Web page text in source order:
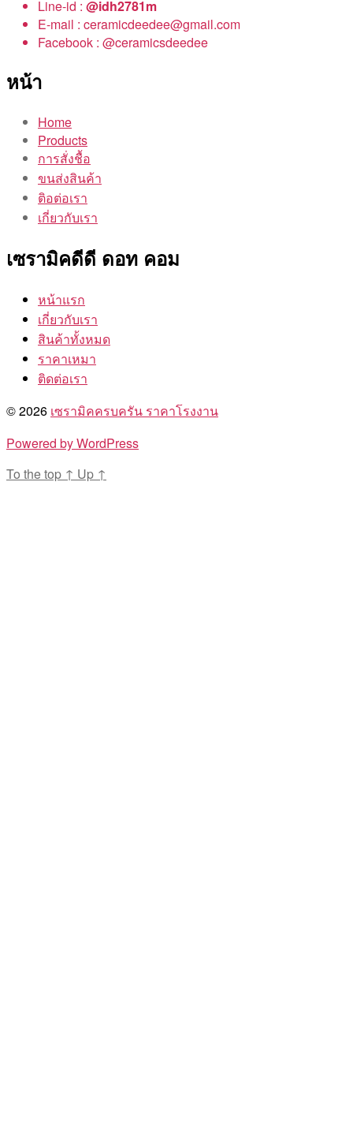
Line-id : @idh2781m
E-mail : ceramicdeedee@gmail.com
Facebook : @ceramicsdeedee
หน้า
Home
Products
การสั่งชื้อ
ขนส่งสินค้า
ติอต่อเรา
เกี่ยวกับเรา
เซรามิคดีดี ดอท คอม
หน้าแรก
เกี่ยวกับเรา
สินค้าทั้งหมด
ราคาเหมา
ติดต่อเรา
© 2026 เซรามิคครบครัน ราคาโรงงาน
Powered by WordPress
To the top ↑ Up ↑